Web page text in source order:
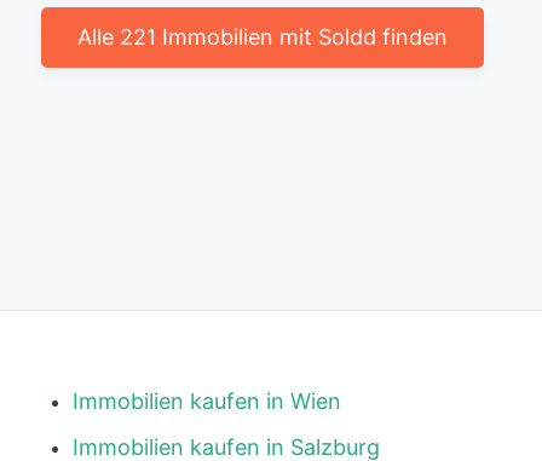
Alle 221 Immobilien mit Soldd finden
Immobilien kaufen in Wien
Immobilien kaufen in Salzburg